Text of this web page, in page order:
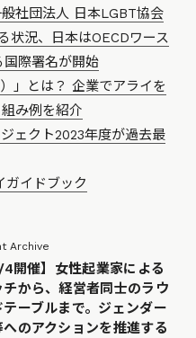
社団法人 日本LGBT協会
状況、日本はOECDワース
国際署名が開始
」とは？ 企業でアライを
み例を紹介
ェクト2023年度が過去最
ガイドブック
Archive
4開催】女性起業家による
チから、経営者同士のラウ
テーブルまで。ジェンダー
へのアクションを推進する